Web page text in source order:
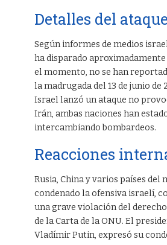
Detalles del ataque
Según informes de medios
ha disparado aproximadamente
el momento, no se han
la madrugada del 13 de junio de
Israel lanzó un ataque no
Irán, ambas naciones han
intercambiando bombardeos.
Reacciones
Rusia, China y varios países del
condenado la ofensiva israelí,
una grave violación del
de la Carta de la ONU. El
Vladímir Putin, expresó su